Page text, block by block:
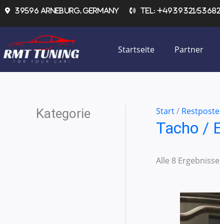
Zum39596 Arneburg, Germany Tel: +4939321/
Startseite Partner
Kategorie Start/
Tacho /
Alle 8